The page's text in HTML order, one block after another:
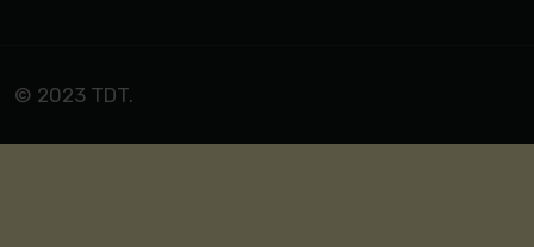
© 2023 TDT.